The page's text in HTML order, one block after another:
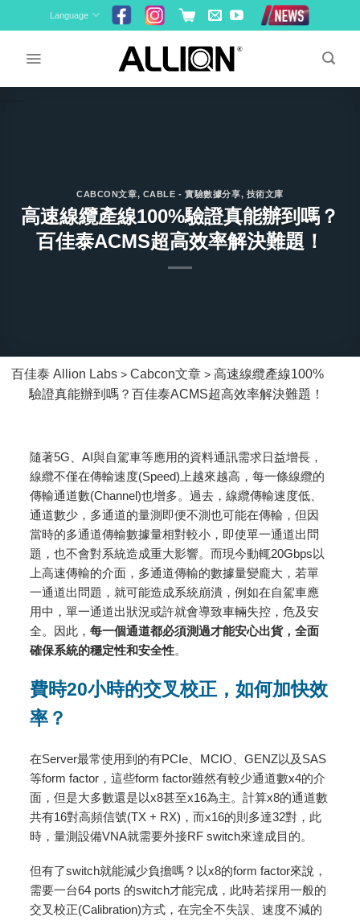
to
Language
CABCON文章, CABLE - 實驗數據分享, 技術文庫
高速線纜產線100%驗證真能辦到嗎？
百佳泰ACMS超高效率解決難題！
百佳泰 Allion Labs >Cabcon文章 > 高速線纜產線100%
驗證真能辦到嗎？百佳泰ACMS超高效率解決難題！
隨著5G、AI與自駕車等應用的資料通訊需求日益增長，
線纜不僅在傳輸速度(Speed)上越來越高，每一條線纜的
傳輸通道數(Channel)也增多。過去，線纜傳輸速度低、
通道數少，多通道的量測即便不測也可能在傳輸，但因
當時的多通道傳輸數據量相對較小，即使單一通道出問
題，也不會對系統造成重大影響。而現今動輒20Gbps以
上高速傳輸的介面，多通道傳輸的數據量變龐大，若單
一通道出問題，就可能造成系統崩潰，例如在自駕車應
用中，單一通道出狀況或許就會導致車輛失控，危及安
全。因此，每一個通道都必須測過才能安心出貨，全面
確保系統的穩定性和安全性。
費時20小時的交叉校正，如何加快效
率？
在Server最常使用到的有PCIe、MCIO、GENZ以及SAS
等form factor，這些form factor雖然有較少通道數x4的介
面，但是大多數還是以x8甚至x16為主。計算x8的通道數
共有16對高頻信號(TX + RX)，而x16的則多達32對，此
時，量測設備VNA就需要外接RF switch來達成目的。
但有了switch就能減少負擔嗎？以x8的form factor來說，
需要一台64 ports 的switch才能完成，此時若採用一般的
交叉校正(Calibration)方式，在完全不失誤、速度不減的